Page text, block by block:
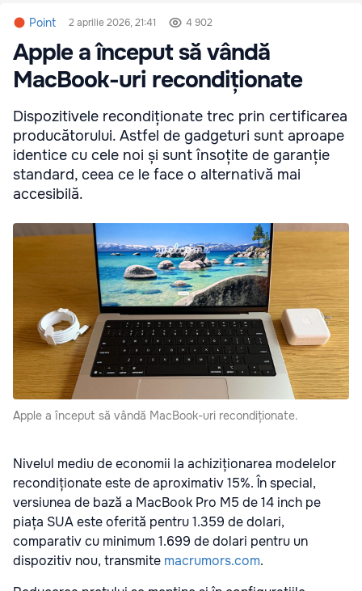
Point 2 aprilie 2026, 21:41 4 902
Apple a început să vândă
MacBook-uri recondiționate
Dispozitivele recondiționate trec prin certificarea
producătorului. Astfel de gadgeturi sunt aproape
identice cu cele noi și sunt însoțite de garanție
standard, ceea ce le face o alternativă mai
accesibilă.
Apple a început să vândă MacBook-uri recondiționate.
Nivelul mediu de economii la achiziționarea modelelor
recondiționate este de aproximativ 15%. În special,
versiunea de bază a MacBook Pro M5 de 14 inch pe
piața SUA este oferită pentru 1.359 de dolari,
comparativ cu minimum 1.699 de dolari pentru un
dispozitiv nou, transmite macrumors.com.